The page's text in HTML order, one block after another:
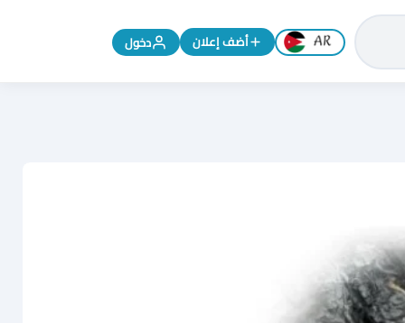
تغيير اللغة إلى الإنجليزية
أضف إعلان دخول